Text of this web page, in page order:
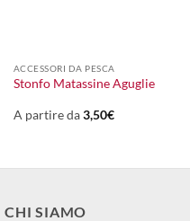
ACCESSORI DA PESCA
Stonfo Matassine Aguglie
A partire da3,50€
CHI SIAMO